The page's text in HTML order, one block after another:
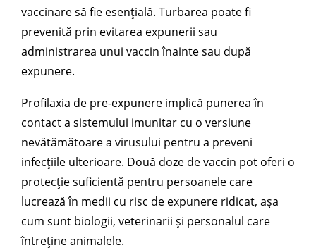
vaccinare să fie esențială. Turbarea poate fi
prevenită prin evitarea expunerii sau
administrarea unui vaccin înainte sau după
expunere.
Profilaxia de pre-expunere implică punerea în
contact a sistemului imunitar cu o versiune
nevătămătoare a virusului pentru a preveni
infecțiile ulterioare. Două doze de vaccin pot oferi o
protecție suficientă pentru persoanele care
lucrează în medii cu risc de expunere ridicat, așa
cum sunt biologii, veterinarii și personalul care
întreține animalele.